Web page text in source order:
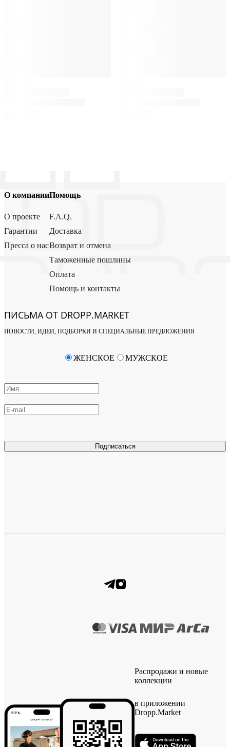
О компании
О проекте
Гарантии
Пресса о нас
Помощь
F.A.Q.
Доставка
Возврат и отмена
Таможенные пошлины
Оплата
Помощь и контакты
ПИСЬМА ОТ DROPP.MARKET
НОВОСТИ, ИДЕИ, ПОДБОРКИ И СПЕЦИАЛЬНЫЕ ПРЕДЛОЖЕНИЯ
Подписаться
ЖЕНСКОЕ МУЖСКОЕ
Распродажи и новые
коллекции
в приложении
Dropp.Market